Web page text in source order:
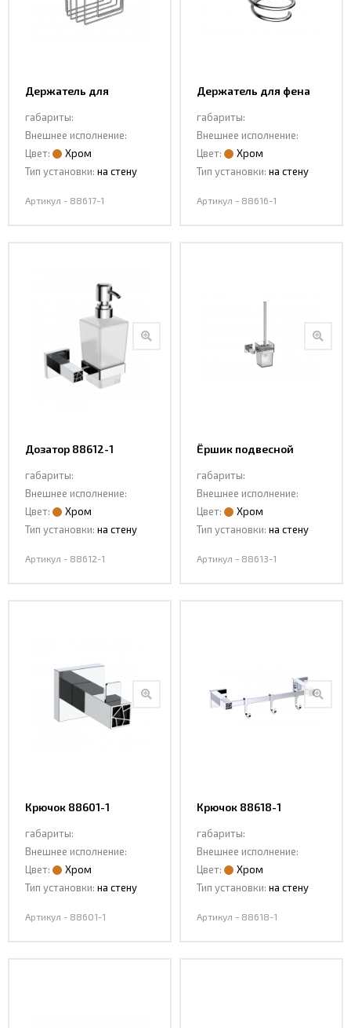
Держатель для
габариты:
Внешнее исполнение:
Цвет:
Хром
Тип установки: на стену
Артикул - 88617-1
Держатель для фена
габариты:
Внешнее исполнение:
Цвет:
Хром
Тип установки: на стену
Артикул - 88616-1
Дозатор 88612-1
габариты:
Внешнее исполнение:
Цвет:
Хром
Тип установки: на стену
Артикул - 88612-1
Ёршик подвесной
габариты:
Внешнее исполнение:
Цвет:
Хром
Тип установки: на стену
Артикул - 88613-1
Крючок 88601-1
габариты:
Внешнее исполнение:
Цвет:
Хром
Тип установки: на стену
Артикул - 88601-1
Крючок 88618-1
габариты:
Внешнее исполнение:
Цвет:
Хром
Тип установки: на стену
Артикул - 88618-1